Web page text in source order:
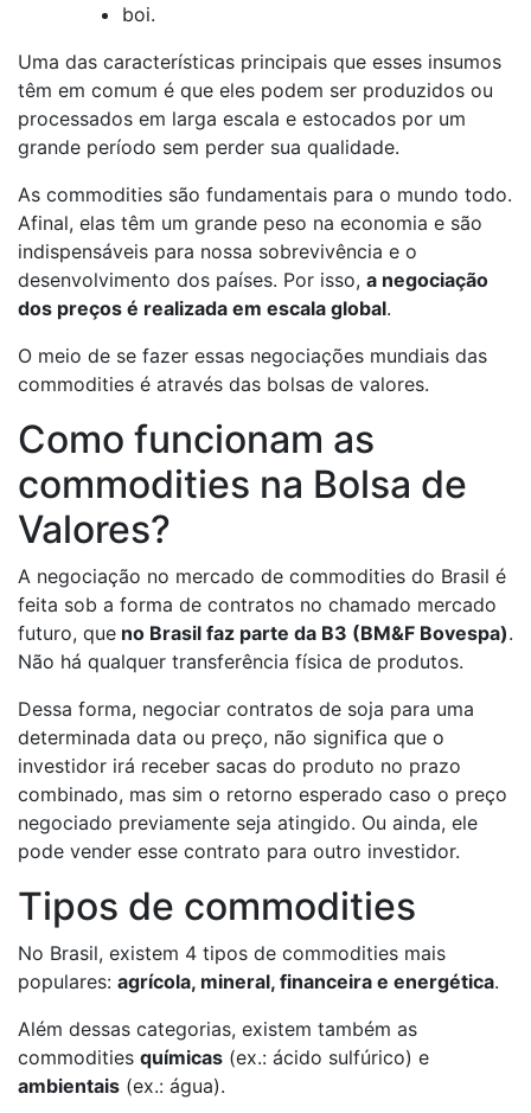
boi.
Uma das características principais que esses insumos
têm em comum é que eles podem ser produzidos ou
processados em larga escala e estocados por um
grande período sem perder sua qualidade.
As commodities são fundamentais para o mundo todo.
Afinal, elas têm um grande peso na economia e são
indispensáveis para nossa sobrevivência e o
desenvolvimento dos países. Por isso, a negociação
dos preços é realizada em escala global.
O meio de se fazer essas negociações mundiais das
commodities é através das bolsas de valores.
Como funcionam as
commodities na Bolsa de
Valores?
A negociação no mercado de commodities do Brasil é
feita sob a forma de contratos no chamado mercado
futuro, que no Brasil faz parte da B3 (BM&F Bovespa).
Não há qualquer transferência física de produtos.
Dessa forma, negociar contratos de soja para uma
determinada data ou preço, não significa que o
investidor irá receber sacas do produto no prazo
combinado, mas sim o retorno esperado caso o preço
negociado previamente seja atingido. Ou ainda, ele
pode vender esse contrato para outro investidor.
Tipos de commodities
No Brasil, existem 4 tipos de commodities mais
populares: agrícola, mineral, financeira e energética.
Além dessas categorias, existem também as
commodities químicas (ex.: ácido sulfúrico) e
ambientais (ex.: água).